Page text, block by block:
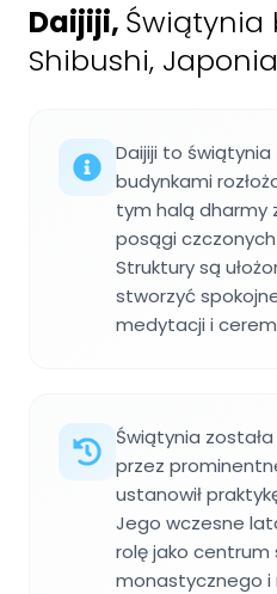
Daijiji, Świątynia
Shibushi, Japonia
Daijiji to świątynia
budynkami
tym halą dharmy
posągi
Struktury są
stworzyć
medytacji i
Świątynia została
przez
ustanowił
Jego wczesne
rolę jako centrum
monastycznego i